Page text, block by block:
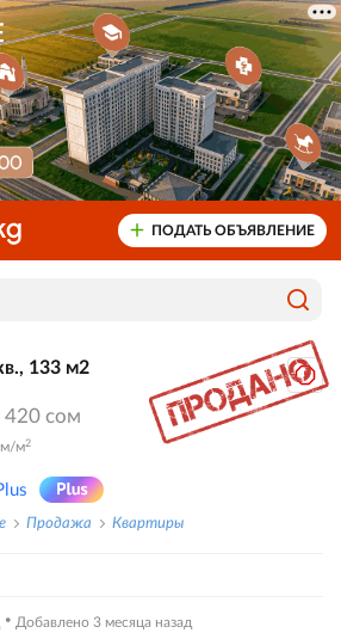
ПОДАТЬ ОБЪЯВЛЕНИЕ
133 м2
420 сом
м2
Продажа Квартиры
· Добавлено 3 месяца назад